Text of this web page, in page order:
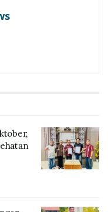
diaspora turut
yang sedang
Oktober, Bupati
Masyarakat
Modern